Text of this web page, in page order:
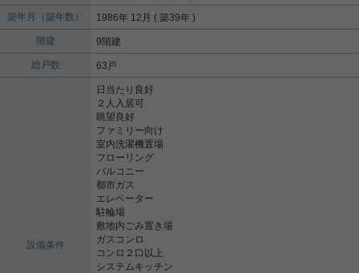
築年月（築年数） 1986年 12月 ( 築39年 )
階建 9階建
総戸数 63戸
設備条件
日当たり良好
２人入居可
眺望良好
ファミリー向け
室内洗濯機置場
フローリング
バルコニー
都市ガス
エレベーター
駐輪場
敷地内ごみ置き場
ガスコンロ
コンロ２口以上
システムキッチン